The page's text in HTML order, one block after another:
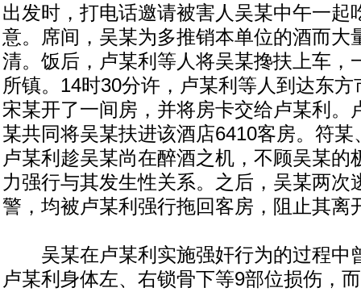
出发时，打电话邀请被害人吴某中午一起
意。席间，吴某为多推销本单位的酒而大
清。饭后，卢某利等人将吴某搀扶上车，
所镇。14时30分许，卢某利等人到达东
宋某开了一间房，并将房卡交给卢某利。
某共同将吴某扶进该酒店6410客房。符
卢某利趁吴某尚在醉酒之机，不顾吴某的
力强行与其发生性关系。之后，吴某两次
警，均被卢某利强行拖回客房，阻止其离
吴某在卢某利实施强奸行为的过程中
卢某利身体左、右锁骨下等9部位损伤，